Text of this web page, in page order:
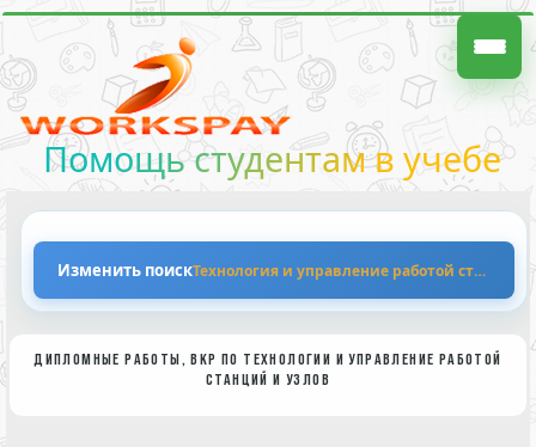
Помощь студентам в учебе
Изменить поискТехнология и управление работой станций
ДИПЛОМНЫЕ РАБОТЫ, ВКР ПО ТЕХНОЛОГИИ И УПРАВЛЕНИЕ РАБОТОЙ
СТАНЦИЙ И УЗЛОВ